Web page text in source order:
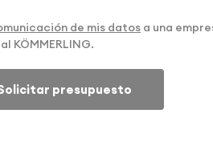
de mis datos a una
KÖMMERLING.
presupuesto